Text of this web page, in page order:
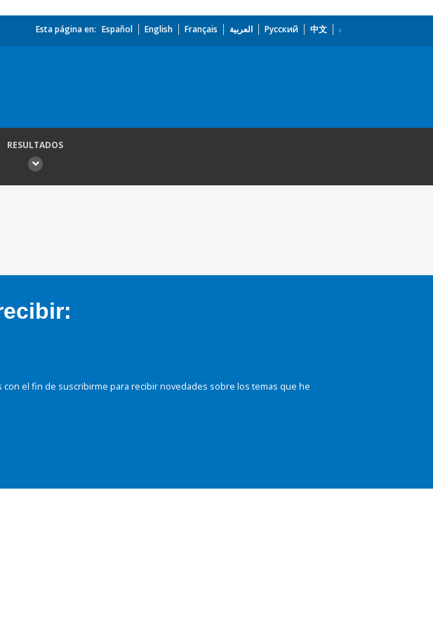
Esta página en: Español English Français العربية Русский 中文
RESULTADOS
el fin de suscribirme para recibir novedades sobre los temas que he